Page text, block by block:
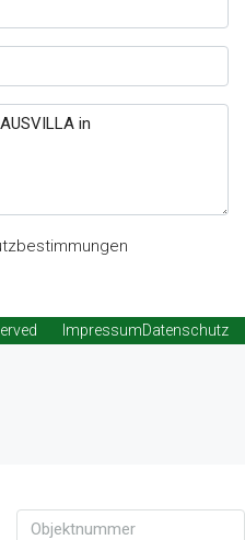
ImpressumDatenschutz